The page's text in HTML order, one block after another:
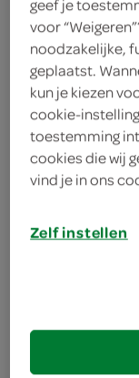
Let op:
producten,
verwerkt in
500 Gram
kenmerken
geef je
voor
noodzakelijke,
geplaatst.
kun je kiezen
cookie-
toestemming
cookies die wij
vind je in ons
Zelf instellen